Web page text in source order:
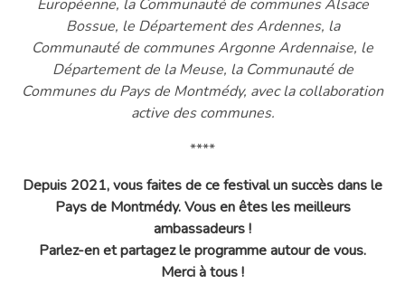
Européenne, la Communauté de communes Alsace
Bossue, le Département des Ardennes, la
Communauté de communes Argonne Ardennaise, le
Département de la Meuse, la Communauté de
Communes du Pays de Montmédy, avec la collaboration
active des communes.
****
Depuis 2021, vous faites de ce festival un succès dans le
Pays de Montmédy. Vous en êtes les meilleurs
ambassadeurs !
Parlez-en et partagez le programme autour de vous.
Merci à tous !